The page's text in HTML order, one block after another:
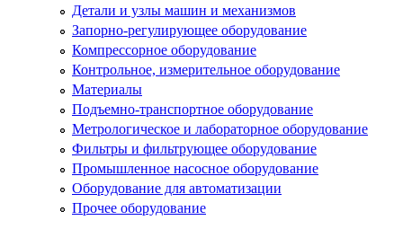
Детали и узлы машин и механизмов
Запорно-регулирующее оборудование
Компрессорное оборудование
Контрольное, измерительное оборудование
Материалы
Подъемно-транспортное оборудование
Метрологическое и лабораторное оборудование
Фильтры и фильтрующее оборудование
Промышленное насосное оборудование
Оборудование для автоматизации
Прочее оборудование